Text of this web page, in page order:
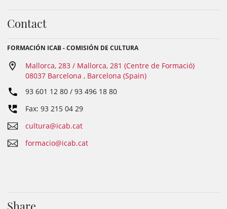
Contact
FORMACIÓN ICAB - COMISIÓN DE CULTURA
Mallorca, 283 / Mallorca, 281 (Centre de Formació)
08037 Barcelona , Barcelona (Spain)
93 601 12 80 / 93 496 18 80
Fax: 93 215 04 29
cultura@icab.cat
formacio@icab.cat
Share